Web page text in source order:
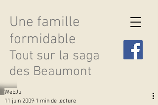
Une famille
formidable
Tout sur la saga
des Beaumont
WebJu
11 juin 2009 1 min de lecture